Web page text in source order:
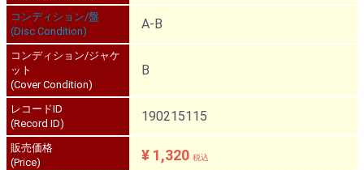
コンディション/盤
(Disc Condition)
A-B
コンディション/ジャケ
ット
(Cover Condition)
B
レコードID
(Record ID)
190215115
販売価格
(Price)
¥ 1,320 税込